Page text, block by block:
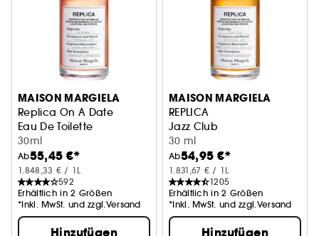
MAISON MARGIELA
Replica On A Date
Eau De Toilette
30ml
Ab55,45 €*
1.848,33 € / 1L
592
Erhältlich in 2 Größen
*Inkl. MwSt. und zzgl.Versand
MAISON MARGIELA
REPLICA
Jazz Club
30 ml
Ab54,95 €*
1.831,67 € / 1L
1205
Erhältlich in 2 Größen
*Inkl. MwSt. und zzgl.Versand